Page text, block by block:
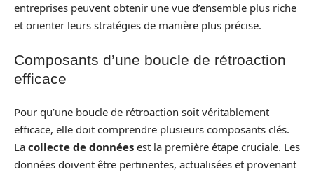
entreprises peuvent obtenir une vue d’ensemble plus riche
et orienter leurs stratégies de manière plus précise.
Composants d’une boucle de rétroaction
efficace
Pour qu’une boucle de rétroaction soit véritablement
efficace, elle doit comprendre plusieurs composants clés.
La collecte de données est la première étape cruciale. Les
données doivent être pertinentes, actualisées et provenant